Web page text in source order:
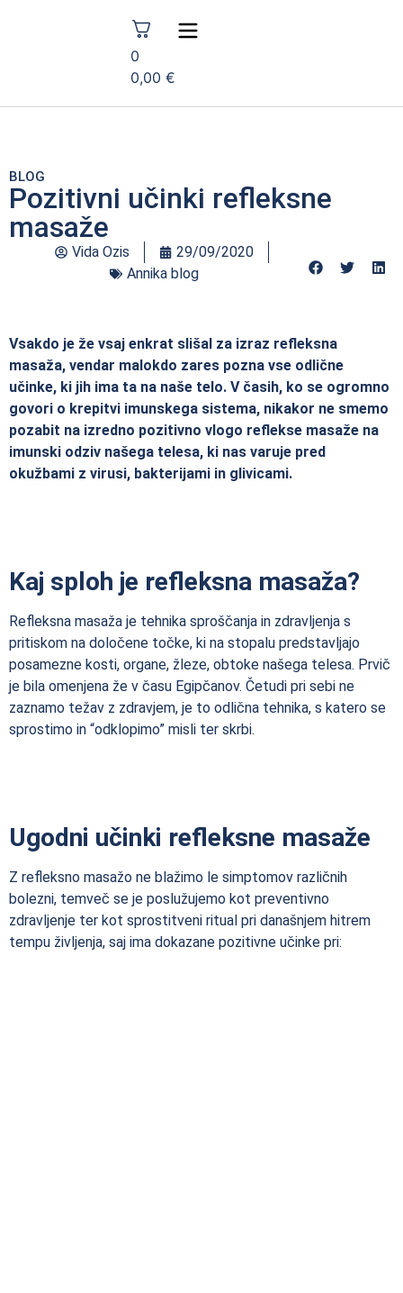
0
0,00 €
BLOG
Pozitivni učinki refleksne
masaže
Vida Ozis
29/09/2020
Annika blog
Vsakdo je že vsaj enkrat slišal za izraz refleksna
masaža, vendar malokdo zares pozna vse odlične
učinke, ki jih ima ta na naše telo. V časih, ko se ogromno
govori o krepitvi imunskega sistema, nikakor ne smemo
pozabit na izredno pozitivno vlogo reflekse masaže na
imunski odziv našega telesa, ki nas varuje pred
okužbami z virusi, bakterijami in glivicami.
Kaj sploh je refleksna masaža?
Refleksna masaža je tehnika sproščanja in zdravljenja s
pritiskom na določene točke, ki na stopalu predstavljajo
posamezne kosti, organe, žleze, obtoke našega telesa. Prvič
je bila omenjena že v času Egipčanov. Četudi pri sebi ne
zaznamo težav z zdravjem, je to odlična tehnika, s katero se
sprostimo in “odklopimo” misli ter skrbi.
Ugodni učinki refleksne masaže
Z refleksno masažo ne blažimo le simptomov različnih
bolezni, temveč se je poslužujemo kot preventivno
zdravljenje ter kot sprostitveni ritual pri današnjem hitrem
tempu življenja, saj ima dokazane pozitivne učinke pri: